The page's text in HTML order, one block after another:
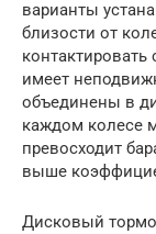
варианты
близости от
имеет
объединены в
каждом колесе
превосходит
выше
Дисковый